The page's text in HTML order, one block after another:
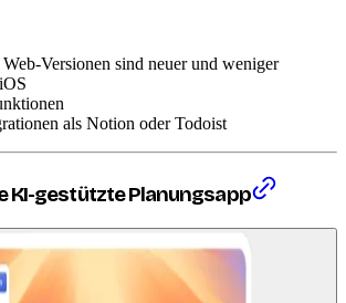
Versionen sind neuer und weniger
als Notion oder Todoist
KI-gestützte Planungsapp